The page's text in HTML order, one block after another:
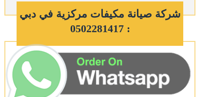
شركة صيانة مكيفات مركزية في دبي
: 0502281417